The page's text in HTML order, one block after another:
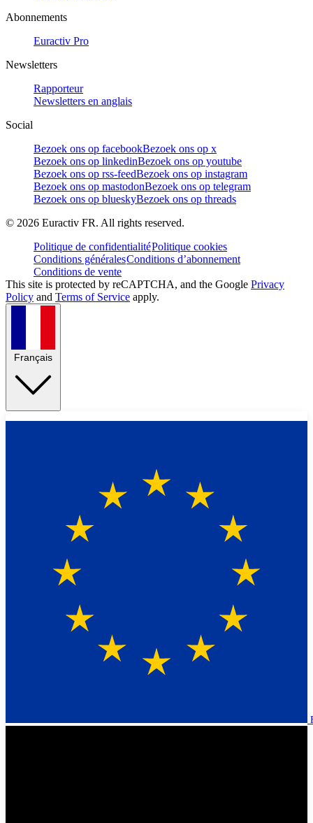
Abonnements
Euractiv Pro
Newsletters
Rapporteur
Newsletters en anglais
Social
Bezoek ons op facebookBezoek ons op x
Bezoek ons op linkedinBezoek ons op youtube
Bezoek ons op rss-feedBezoek ons op instagram
Bezoek ons op mastodonBezoek ons op telegram
Bezoek ons op blueskyBezoek ons op threads
© 2026 Euractiv FR. All rights reserved.
Politique de confidentialitéPolitique cookies
Conditions généralesConditions d’abonnement
Conditions de vente
This site is protected by reCAPTCHA, and the Google Privacy
Policy and Terms of Service apply.
Français